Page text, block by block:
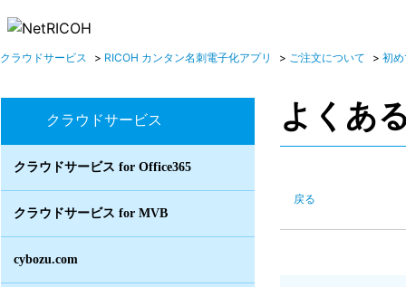
クラウドサービス > RICOH カンタン名刺電子化アプリ > ご注文について > 初
クラウドサービス
クラウドサービス for Office365
クラウドサービス for MVB
cybozu.com
よくあ
戻る